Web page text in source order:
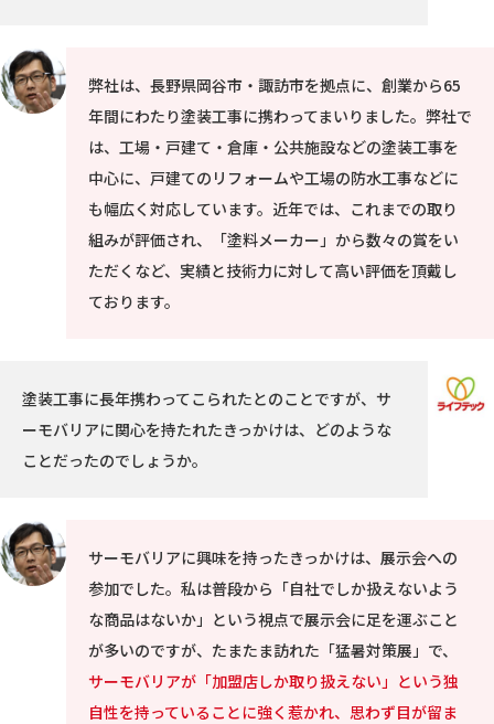
弊社は、長野県岡谷市・諏訪市を拠点に、創業から65
年間にわたり塗装工事に携わってまいりました。弊社で
は、工場・戸建て・倉庫・公共施設などの塗装工事を
中心に、戸建てのリフォームや工場の防水工事などに
も幅広く対応しています。近年では、これまでの取り
組みが評価され、「塗料メーカー」から数々の賞をい
ただくなど、実績と技術力に対して高い評価を頂戴し
ております。
塗装工事に長年携わってこられたとのことですが、サ
ーモバリアに関心を持たれたきっかけは、どのような
ことだったのでしょうか。
サーモバリアに興味を持ったきっかけは、展示会への
参加でした。私は普段から「自社でしか扱えないよう
な商品はないか」という視点で展示会に足を運ぶこと
が多いのですが、たまたま訪れた「猛暑対策展」で、
サーモバリアが「加盟店しか取り扱えない」という独
自性を持っていることに強く惹かれ、思わず目が留ま